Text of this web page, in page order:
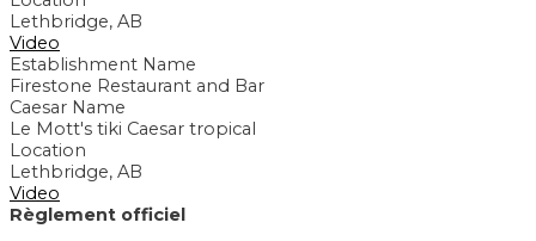
Lethbridge, AB
Video
Establishment Name
Firestone Restaurant and Bar
Caesar Name
Le Mott's tiki Caesar tropical
Location
Lethbridge, AB
Video
Règlement officiel